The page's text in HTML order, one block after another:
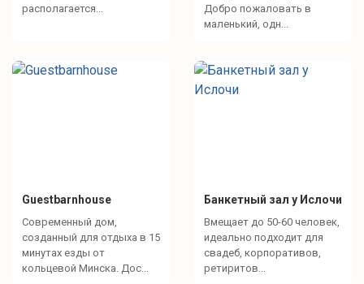
располагается...
Добро пожаловать в
маленький, одн...
Guestbarnhouse
Современный дом,
созданный для отдыха в 15
минутах езды от
кольцевой Минска. Дос...
Банкетный зал у Ислочи
Вмещает до 50-60 человек,
идеально подходит для
свадеб, корпоративов,
ретиритов...